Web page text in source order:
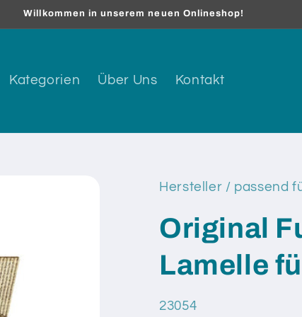
Willkommen in unserem neuen Onlineshop!
Kategorien Über Uns Kontakt
Hersteller / passend
Original
Lamelle
SKU:
23054